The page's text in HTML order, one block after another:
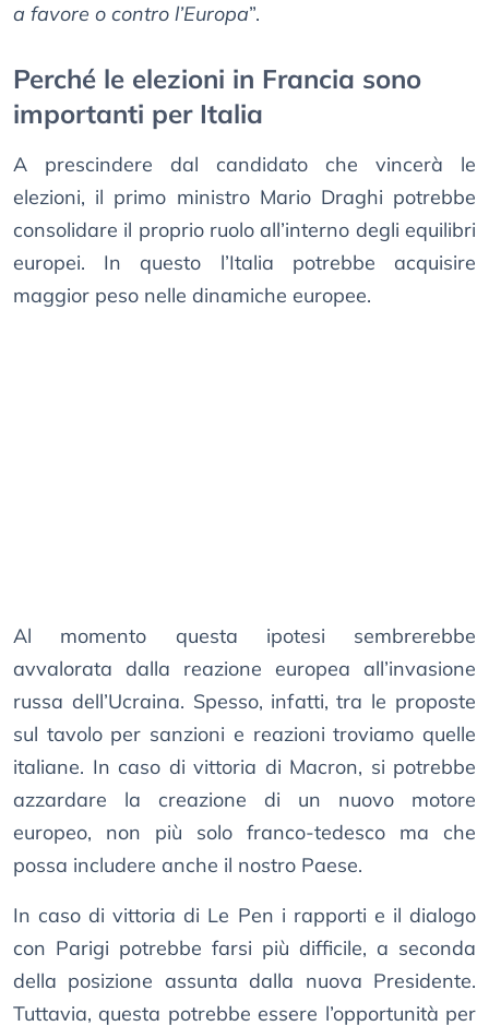
a favore o contro l’Europa”.
Perché le elezioni in Francia sono
importanti per Italia
A prescindere dal candidato che vincerà le
elezioni, il primo ministro Mario Draghi potrebbe
consolidare il proprio ruolo all’interno degli equilibri
europei. In questo l’Italia potrebbe acquisire
maggior peso nelle dinamiche europee.
Al momento questa ipotesi sembrerebbe
avvalorata dalla reazione europea all’invasione
russa dell’Ucraina. Spesso, infatti, tra le proposte
sul tavolo per sanzioni e reazioni troviamo quelle
italiane. In caso di vittoria di Macron, si potrebbe
azzardare la creazione di un nuovo motore
europeo, non più solo franco-tedesco ma che
possa includere anche il nostro Paese.
In caso di vittoria di Le Pen i rapporti e il dialogo
con Parigi potrebbe farsi più difficile, a seconda
della posizione assunta dalla nuova Presidente.
Tuttavia, questa potrebbe essere l’opportunità per